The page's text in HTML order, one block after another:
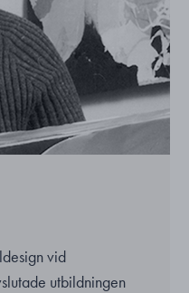
vid
utbildningen